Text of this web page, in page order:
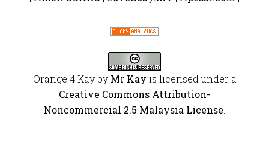
Orange 4 Kayby Mr Kay is licensed under a
Creative Commons Attribution-
Noncommercial 2.5 Malaysia License